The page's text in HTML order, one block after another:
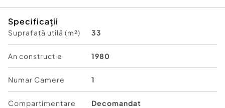
mijloace de transport si alte puncte de interes.
Pret negociabil.
Confort:2
Tip imobil:Bloc de apartamente
Număr Băi:1
Posibilitate parcare: Nu
Specificații
Suprafață utilă (m²) 33
An constructie 1980
Numar Camere 1
Compartimentare Decomandat